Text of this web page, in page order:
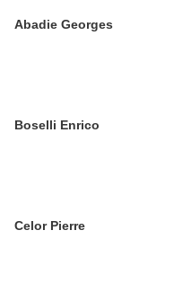
Abadie Georges
Boselli Enrico
Celor Pierre